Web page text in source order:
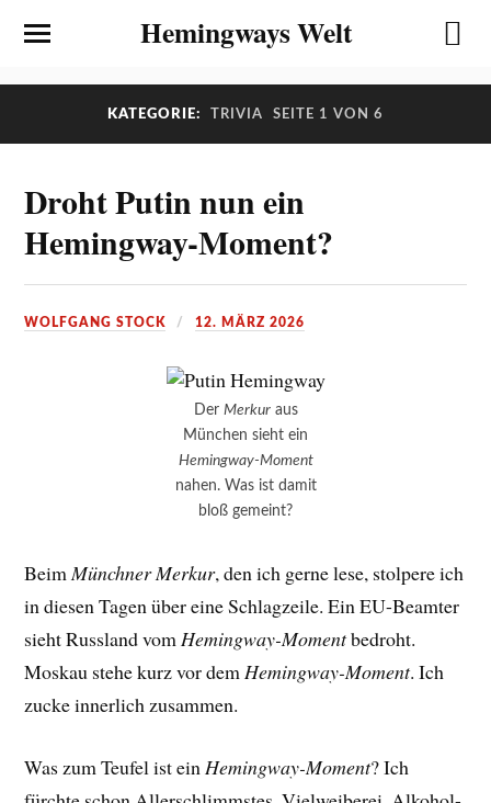
Hemingways Welt
KATEGORIE: TRIVIA SEITE 1 VON 6
Droht Putin nun ein
Hemingway-Moment?
WOLFGANG STOCK 12. MÄRZ 2026
Der Merkuraus
München sieht ein
Hemingway-Moment
nahen. Was ist damit
bloß gemeint?
BeimMünchner Merkur, den ich gerne lese, stolpere ich
in diesen Tagen über eine Schlagzeile. Ein EU-Beamter
sieht Russland vomHemingway-Momentbedroht.
Moskau stehe kurz vor demHemingway-Moment. Ich
zucke innerlich zusammen.
Was zum Teufel ist ein Hemingway-Moment? Ich